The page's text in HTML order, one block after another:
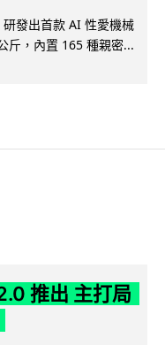
發出首款 AI 性愛機械
斤，內置 165 種親密...
推出 主打局